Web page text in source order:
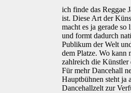
ich finde das Reggae
ist. Diese Art der
macht es ja gerade
und formt dadurch
Publikum der Welt
dem Platze. Wo kann
zahlreich die Künstler
Für mehr Dancehall
Hauptbühnen steht ja
Dancehallzelt zur